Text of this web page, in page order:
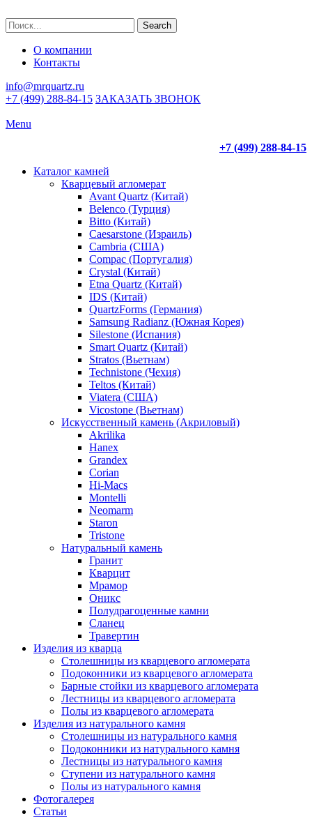
Search
О компании
Контакты
info@mrquartz.ru
+7 (499) 288-84-15 ЗАКАЗАТЬ ЗВОНОК
Menu
+7 (499) 288-84-15
Каталог камней
Кварцевый агломерат
Avant Quartz (Китай)
Belenco (Турция)
Bitto (Китай)
Caesarstone (Израиль)
Cambria (США)
Compac (Португалия)
Crystal (Китай)
Etna Quartz (Китай)
IDS (Китай)
QuartzForms (Германия)
Samsung Radianz (Южная Корея)
Silestone (Испания)
Smart Quartz (Китай)
Stratos (Вьетнам)
Technistone (Чехия)
Teltos (Китай)
Viatera (США)
Vicostone (Вьетнам)
Искусственный камень (Акриловый)
Akrilika
Hanex
Grandex
Corian
Hi-Macs
Montelli
Neomarm
Staron
Tristone
Натуральный камень
Гранит
Кварцит
Мрамор
Оникс
Полудрагоценные камни
Сланец
Травертин
Изделия из кварца
Столешницы из кварцевого агломерата
Подоконники из кварцевого агломерата
Барные стойки из кварцевого агломерата
Лестницы из кварцевого агломерата
Полы из кварцевого агломерата
Изделия из натурального камня
Столешницы из натурального камня
Подоконники из натурального камня
Лестницы из натурального камня
Ступени из натурального камня
Полы из натурального камня
Фотогалерея
Статьи